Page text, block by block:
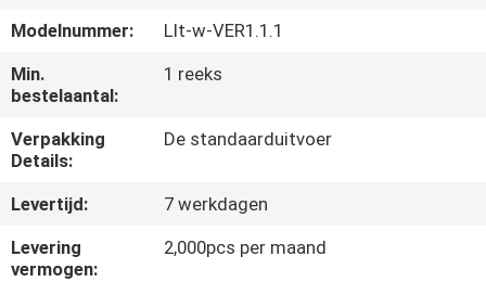
KWALITEITSCONTROLE
ONS
NIEUWS
Modelnummer:
Llt-w-VER1.1.1
Min.
bestelaantal:
1 reeks
Verpakking
Details:
De standaarduitvoer
Levertijd:
7 werkdagen
Levering
vermogen:
2,000pcs per maand